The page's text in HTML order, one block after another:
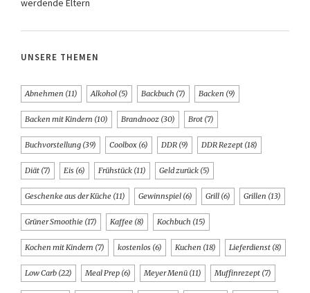
werdende Eltern
UNSERE THEMEN
Abnehmen (11) Alkohol (5) Backbuch (7) Backen (9)
Backen mit Kindern (10) Brandnooz (30) Brot (7)
Buchvorstellung (39) Coolbox (6) DDR (9) DDR Rezept (18)
Diät (7) Eis (6) Frühstück (11) Geld zurück (5)
Geschenke aus der Küche (11) Gewinnspiel (6) Grill (6) Grillen (13)
Grüner Smoothie (17) Kaffee (8) Kochbuch (15)
Kochen mit Kindern (7) kostenlos (6) Kuchen (18) Lieferdienst (8)
Low Carb (22) Meal Prep (6) Meyer Menü (11) Muffinrezept (7)